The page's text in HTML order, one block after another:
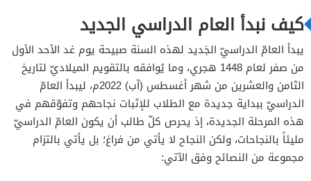
كيف نبدأ العام الدراسي الجديد
يبدأ العامّ الدراسيّ الجَديد لهذه السنة صبيحة يوم غد الأحد الأول
من صفر لعام 1448 هجري، وما يُوافقه بالتقويم الميلاديّ لتاريخ
الثامن والعشرين من شهر أغسطس (آب) 2022م، ليبدأ العامّ
الدراسيّ ببداية جديدة مع الطلاب للإثبات نجاحهم وتفوّقهم في
هذه المرحلة الجديدة، إذ يحرص كلّ طالب أن يكون العامّ الدراسيّ
مليئاً بالنجاحات، ولكن النجاح لا يأتي من فراغ؛ بل يأتي بالتزام
مجموعة من النصائح وفق الآتي: